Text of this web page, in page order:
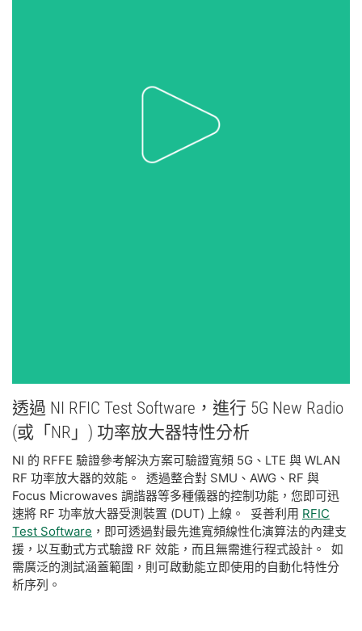
透過 NI RFIC Test Software， 進行 5G New Radio
(或 「NR」) 功率放大器特性分析
NI 的 RFFE 驗證參考解決方案可驗證寬頻 5G、LTE 與 WLAN
RF 功率放大器的效能。 透過整合對 SMU、AWG、RF 與
Focus Microwaves 調諧器等多種儀器的控制功能，您即可迅
速將 RF 功率放大器受測裝置 (DUT) 上線。 妥善利用 RFIC
Test Software ，即可透過對最先進寬頻線性化演算法的內建支
援，以互動式方式驗證 RF 效能，而且無需進行程式設計。 如
需廣泛的測試涵蓋範圍，則可啟動能立即使用的自動化特性分
析序列。